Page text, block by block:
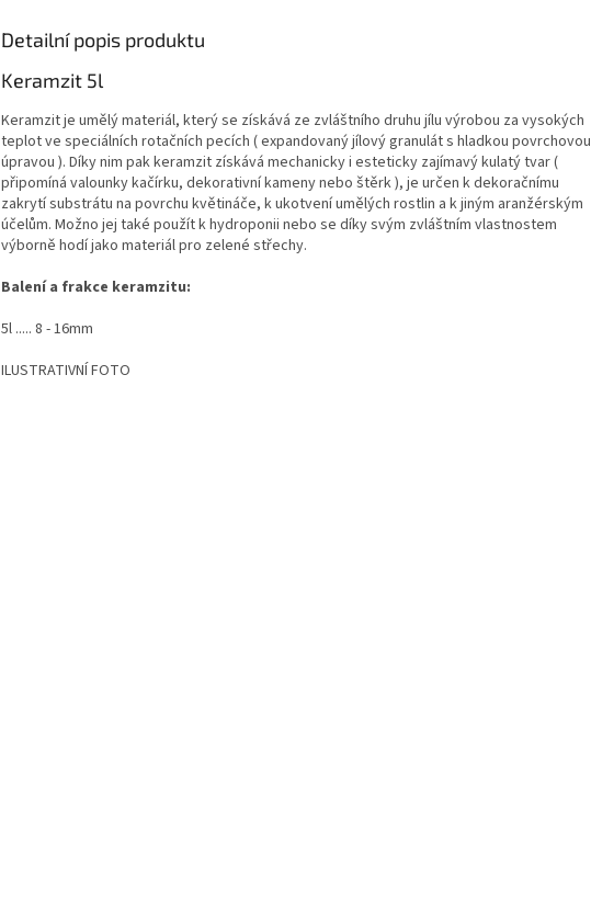
Detailní popis produktu
Keramzit 5l
Keramzit je umělý materiál, který se získává ze zvláštního druhu jílu výrobou za vysokých
teplot ve speciálních rotačních pecích ( expandovaný jílový granulát s hladkou povrchovou
úpravou ). Díky nim pak keramzit získává mechanicky i esteticky zajímavý kulatý tvar (
připomíná valounky kačírku, dekorativní kameny nebo štěrk ), je určen k dekoračnímu
zakrytí substrátu na povrchu květináče, k ukotvení umělých rostlin a k jiným aranžérským
účelům. Možno jej také použít k hydroponii nebo se díky svým zvláštním vlastnostem
výborně hodí jako materiál pro zelené střechy.
Balení a frakce keramzitu:
5l ..... 8 - 16mm
ILUSTRATIVNÍ FOTO